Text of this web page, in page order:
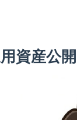
用資産公